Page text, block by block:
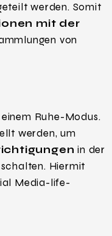
werden. Somit
mit der
von
Ruhe-Modus.
werden, um
in der
Hiermit
Media-life-